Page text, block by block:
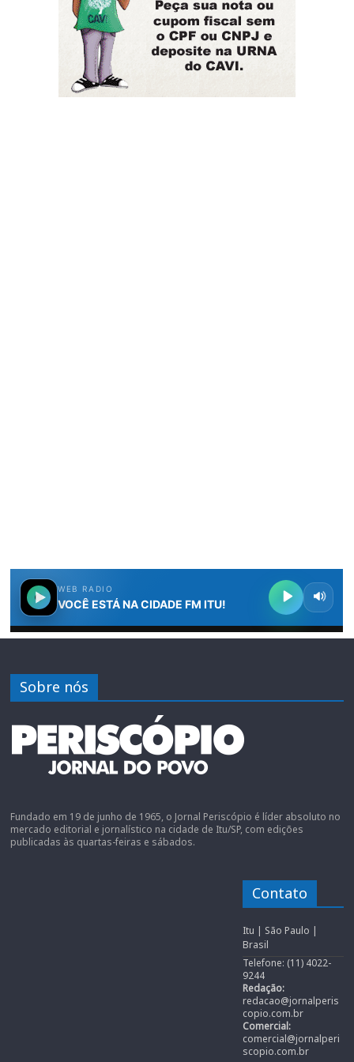
Sobre nós
Fundado em 19 de junho de 1965, o Jornal Periscópio é líder absoluto no
mercado editorial e jornalístico na cidade de Itu/SP, com edições
publicadas às quartas-feiras e sábados.
Contato
Itu | São Paulo |
Brasil
Telefone: (11) 4022-
9244
Redação:
redacao@jornalperis
copio.com.br
Comercial:
comercial@jornalperi
scopio.com.br